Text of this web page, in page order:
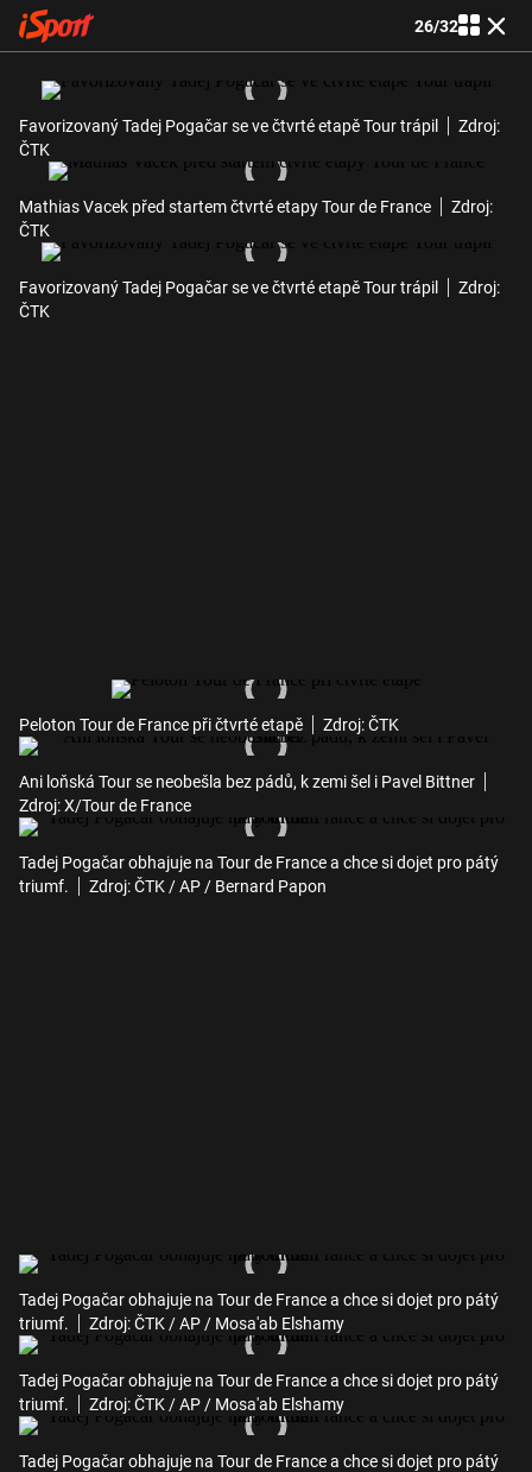
26/32
Favorizovaný Tadej Pogačar se ve čtvrté etapě Tour trápil
Zdroj:
ČTK
Mathias Vacek před startem čtvrté etapy Tour de France
Zdroj:
ČTK
Favorizovaný Tadej Pogačar se ve čtvrté etapě Tour trápil
Zdroj:
ČTK
Peloton Tour de France při čtvrté etapě Zdroj: ČTK
Ani loňská Tour se neobešla bez pádů, k zemi šel i Pavel Bittner
Zdroj: X/Tour de France
Tadej Pogačar obhajuje na Tour de France a chce si dojet pro pátý
triumf.
Zdroj: ČTK / AP / Bernard Papon
Tadej Pogačar obhajuje na Tour de France a chce si dojet pro pátý
triumf.
Zdroj: ČTK / AP / Mosa'ab Elshamy
Tadej Pogačar obhajuje na Tour de France a chce si dojet pro pátý
triumf.
Zdroj: ČTK / AP / Mosa'ab Elshamy
Tadej Pogačar obhajuje na Tour de France a chce si dojet pro pátý